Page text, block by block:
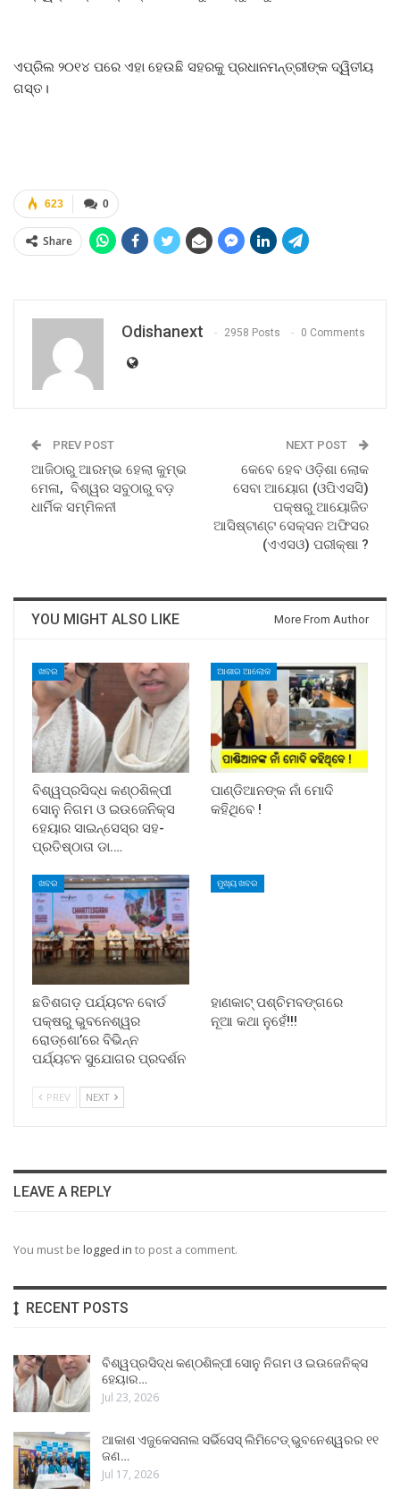
ଏପ୍ରିଲ ୨୦୧୪ ପରେ ଏହା ହେଉଛି ସହରକୁ ପ୍ରଧାନମନ୍ତ୍ରୀଙ୍କ ଦ୍ୱିତୀୟ
ଗସ୍ତ।
0
623
Share
Odishanext 2958 Posts 0 Comments
PREV POST
ଆଜିଠାରୁ ଆରମ୍ଭ ହେଲା କୁମ୍ଭ
ମେଳା, ବିଶ୍ୱର ସବୁଠାରୁ ବଡ଼
ଧାର୍ମିକ ସମ୍ମିଳନୀ
NEXT POST
କେବେ ହେବ ଓଡ଼ିଶା ଲୋକ
ସେବା ଆୟୋଗ (ଓପିଏସସି)
ପକ୍ଷରୁ ଆୟୋଜିତ
ଆସିଷ୍ଟାଣ୍ଟ ସେକ୍ସନ ଅଫିସର
(ଏଏସଓ) ପରୀକ୍ଷା ?
YOU MIGHT ALSO LIKE More From Author
ଖବର
ବିଶ୍ୱପ୍ରସିଦ୍ଧ କଣ୍ଠଶିଳ୍ପୀ
ସୋନୁ ନିଗମ ଓ ଇଉଜେନିକ୍ସ
ହେୟାର ସାଇନ୍ସେସ୍ର ସହ-
ପ୍ରତିଷ୍ଠାତା ଡା.…
ଆଶାର ଆଲୋକ
ପାଣ୍ଡିଆନଙ୍କ ନାଁ ମୋଦି
କହିଥିବେ !
ଖବର
ଛତିଶଗଡ଼ ପର୍ଯ୍ୟଟନ ବୋର୍ଡ
ପକ୍ଷରୁ ଭୁବନେଶ୍ୱର
ରୋଡ୍‌ଶୋ’ରେ ବିଭିନ୍ନ
ପର୍ଯ୍ୟଟନ ସୁଯୋଗର ପ୍ରଦର୍ଶନ
ମୁଖ୍ୟ ଖବର
ହାଣକାଟ୍‌ ପଶ୍ଚିମବଙ୍ଗରେ
ନୂଆ କଥା ନୁହେଁ!!!
PREV NEXT
LEAVE A REPLY
You must be logged in to post a comment.
RECENT POSTS
ବିଶ୍ୱପ୍ରସିଦ୍ଧ କଣ୍ଠଶିଳ୍ପୀ ସୋନୁ ନିଗମ ଓ ଇଉଜେନିକ୍ସ
ହେୟାର…
Jul 23, 2026
ଆକାଶ ଏଜୁକେସନାଲ ସର୍ଭିସେସ୍ ଲିମିଟେଡ୍ ଭୁବନେଶ୍ୱରର ୧୧
ଜଣ…
Jul 17, 2026